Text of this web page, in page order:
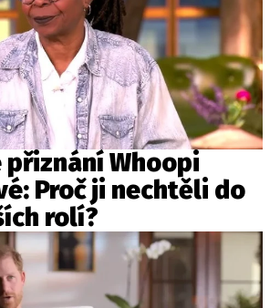
Whoopi
Proč ji nechtěli do
rolí?